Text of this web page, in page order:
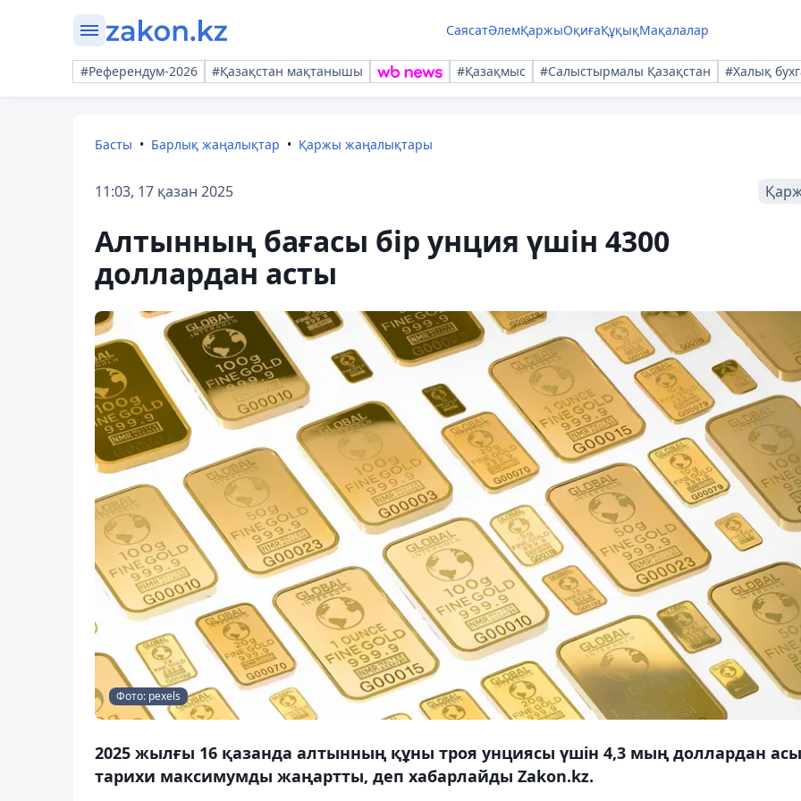
СаясатӘлемҚаржыОқиғаҚұқықМақалалар
#Референдум-2026 #Қазақстан мақтанышы #Қазақмыс #Салыстырмалы Қазақстан #Халық
Басты Барлық жаңалықтар Қаржы жаңалықтары
11:03, 17 қазан 2025
Алтынның бағасы бір унция үшін 4300
доллардан асты
Фото: pexels
2025 жылғы 16 қазанда алтынның құны троя унциясы үшін 4,3 мың доллардан
тарихи максимумды жаңартты, деп хабарлайды Zakon.kz.